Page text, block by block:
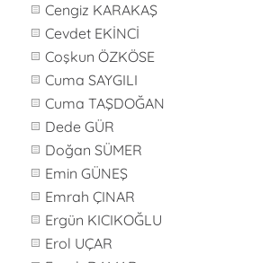
Cengiz KARAKAŞ
Cevdet EKİNCİ
Coşkun ÖZKÖSE
Cuma SAYGILI
Cuma TAŞDOĞAN
Dede GÜR
Doğan SÜMER
Emin GÜNEŞ
Emrah ÇINAR
Ergün KICIKOĞLU
Erol UÇAR